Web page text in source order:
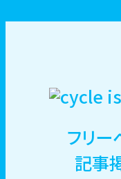
フリ
記事